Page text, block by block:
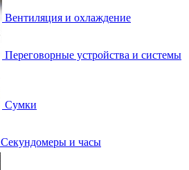
Вентиляция и охлаждение
Переговорные устройства и системы
Сумки
Секундомеры и часы